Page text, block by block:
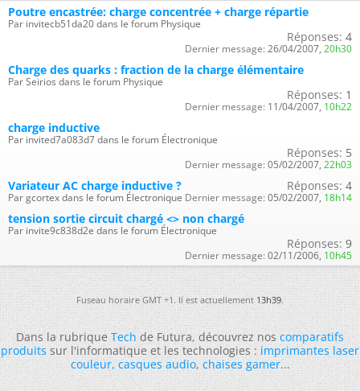
Poutre encastrée: charge concentrée + charge répartie
Par invitecb51da20 dans le forum Physique
Réponses: 4
Dernier message: 26/04/2007, 20h30
Charge des quarks : fraction de la charge élémentaire
Par Seirios dans le forum Physique
Réponses: 1
Dernier message: 11/04/2007, 10h22
charge inductive
Par invited7a083d7 dans le forum Électronique
Réponses: 5
Dernier message: 05/02/2007, 22h03
Variateur AC charge inductive ?
Par gcortex dans le forum Électronique
Réponses: 4
Dernier message: 05/02/2007, 18h14
tension sortie circuit chargé <> non chargé
Par invite9c838d2e dans le forum Électronique
Réponses: 9
Dernier message: 02/11/2006, 10h45
Fuseau horaire GMT +1. Il est actuellement13h39.
Dans la rubriqueTechde Futura, découvrez noscomparatifs
produitssur l'informatique et les technologies :imprimantes laser
couleur,casques audio,chaises gamer...